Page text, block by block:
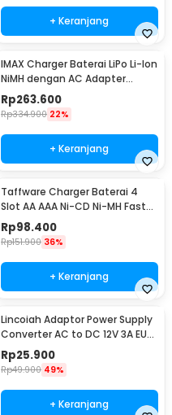
+ Keranjang
IMAX Charger Baterai LiPo Li-Ion
NiMH dengan AC Adapter
Integrated - B6AC
Rp263.600
Rp334.900 22%
+ Keranjang
Taffware Charger Baterai 4
Slot AA AAA Ni-CD Ni-MH Fast
Charging LCD - C905W
Rp98.400
Rp151.900 36%
+ Keranjang
Lincoiah Adaptor Power Supply
Converter AC to DC 12V 3A EU
Plug - 1230
Rp25.900
Rp49.900 49%
+ Keranjang